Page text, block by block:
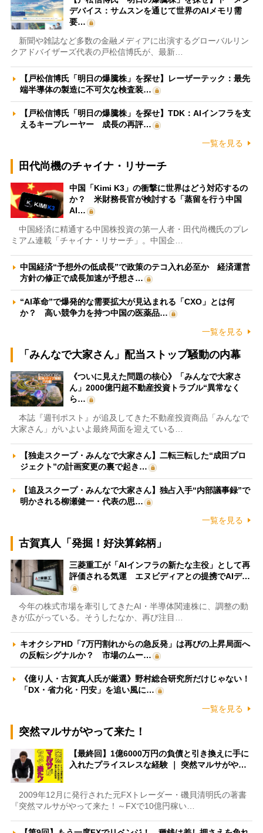
デバイス：サムスンを通じて世界のAIメモリ需
要…
新聞や雑誌など多数の金融メディアに出演するグローバルリン
クアドバイザーズ代表の戸松信博氏が、最新…
【戸松信博氏「明日の爆騰株」を探せ】レーザーテック：最先
端半導体の製造に不可欠な検査装…
【戸松信博氏「明日の爆騰株」を探せ】TDK：AIインフラを支
えるキープレーヤー 成長の再評…
一覧を見る
田代尚機のチャイナ・リサーチ
中国「Kimi K3」の衝撃に世界はどう対応するの
か？ 米財務長官が検討する「蒸留を行う中国
AI…
中国経済に精通する中国株投資の第一人者・田代尚機氏のプレ
ミアム連載「チャイナ・リサーチ」。中国企…
中国経済“予想外の低成長”で政策のテコ入れ必至か 経済運営
方針の修正で成長加速が予想さ…
“AI革命”で爆発的な需要拡大が見込まれる「CXO」とは何
か？ 高い競争力を持つ中国の医薬品…
一覧を見る
「みんなで大家さん」配当ストップ騒動の内幕
《ついに見えた問題の核心》「みんなで大家さ
ん」2000億円超不動産投資トラブル“異常なく
ら…
本誌『週刊ポスト』が追及してきた不動産投資商品「みんなで
大家さん」がいよいよ最終局面を迎えている…
【独走スクープ・みんなで大家さん】二転三転した“成田プロ
ジェクト”の計画変更の裏で起き…
【追及スクープ・みんなで大家さん】独占入手“内部議事録”で
明かされる柳瀬健一・代表の思…
一覧を見る
古賀真人「発掘！好決算銘柄」
三菱重工が「AIインフラの新たな主役」として再
評価される気運 エヌビディアとの提携でAIデ…
今年の株式市場を牽引してきたAI・半導体関連株に、調整の動
きが広がっている。そうしたなか、再び注目…
キオクシアHD「7万円割れからの急反発」は再びの上昇局面へ
の反転シグナルか？ 市場のムー…
《億り人・古賀真人氏が厳選》野村総合研究所だけじゃない！
「DX・省力化・円安」を追い風に…
一覧を見る
突然マルサがやって来た！
【最終回】1億6000万円の負債と引き換えに手に
入れたプライスレスな経験 ｜ 突然マルサがや…
2009年12月に発行された元FXトレーダー・磯貝清明氏の著書
『突然マルサがやって来た！～FXで10億円稼い…